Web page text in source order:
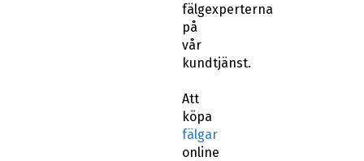
fälgexperterna
på
vår
kundtjänst.
Att
köpa
fälgar
online